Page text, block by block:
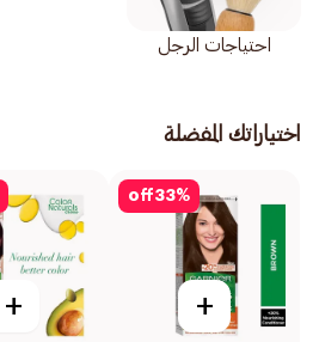
احتياجات الرجل
اختياراتك المفضلة
33%
off
+
+